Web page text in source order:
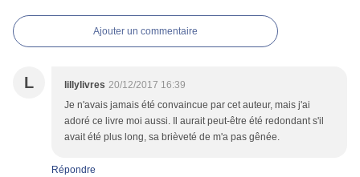
Ajouter un commentaire
L lillylivres 20/12/2017 16:39
Je n'avais jamais été convaincue par cet auteur, mais j'ai
adoré ce livre moi aussi. Il aurait peut-être été redondant s'il
avait été plus long, sa brièveté de m'a pas gênée.
Répondre